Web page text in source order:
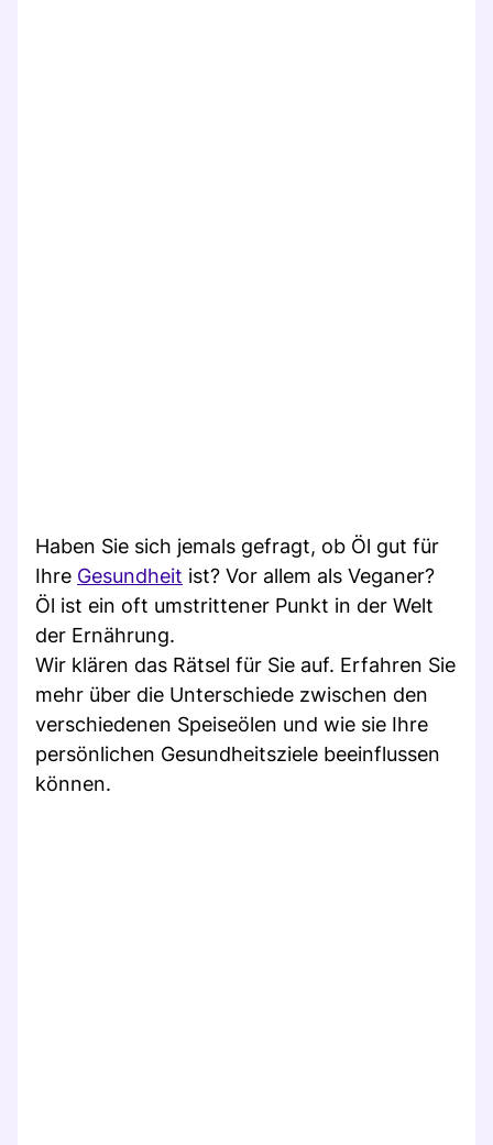
Haben Sie sich jemals gefragt, ob Öl gut für
Ihre Gesundheit ist? Vor allem als Veganer?
Öl ist ein oft umstrittener Punkt in der Welt
der Ernährung.
Wir klären das Rätsel für Sie auf. Erfahren Sie
mehr über die Unterschiede zwischen den
verschiedenen Speiseölen und wie sie Ihre
persönlichen Gesundheitsziele beeinflussen
können.